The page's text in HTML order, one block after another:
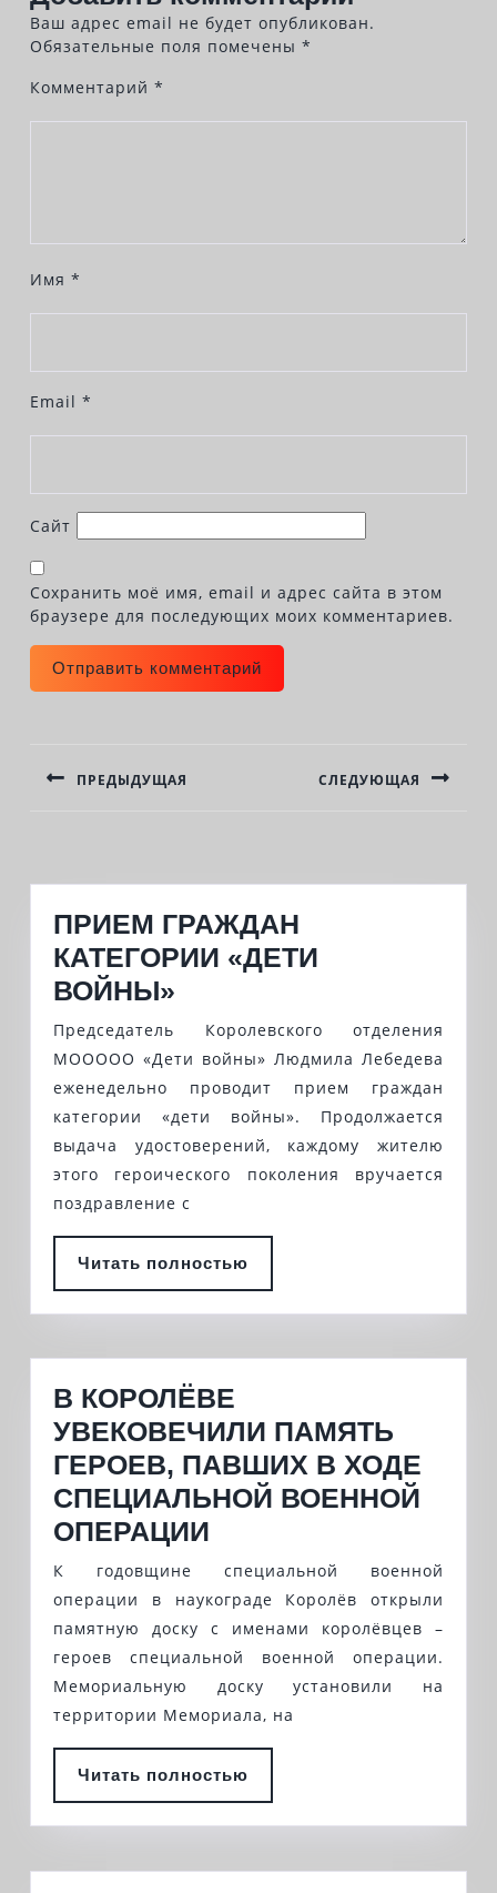
y т
ь
Ваш адрес email не будет опубликован.
Обязательные поля помечены *
Комментарий *
Имя *
Email *
Сайт
Сохранить моё имя, email и адрес сайта в этом
браузере для последующих моих комментариев.
ЗАПИСЯМ
ПРЕДЫДУЩАЯ СЛЕДУЮЩАЯ
ПРИЕМ ГРАЖДАН
КАТЕГОРИИ «ДЕТИ
ВОЙНЫ»
ГРАЖДАН
КАТЕГОРИИ
«ДЕТИ
ВОЙНЫ»
Председатель Королевского отделения
МООООО «Дети войны» Людмила Лебедева
еженедельно проводит прием граждан
категории «дети войны». Продолжается
выдача удостоверений, каждому жителю
этого героического поколения вручается
поздравление с
Читать полностью
полностью
В КОРОЛЁВЕ
УВЕКОВЕЧИЛИ ПАМЯТЬ
ГЕРОЕВ, ПАВШИХ В ХОДЕ
СПЕЦИАЛЬНОЙ ВОЕННОЙ
ОПЕРАЦИИ
КОРОЛЁВЕ
УВЕКОВЕЧИЛИ
ПАМЯТЬ
ГЕРОЕВ,
ПАВШИХ
В
СПЕЦИАЛЬНОЙ
ВОЕННОЙ
ОПЕРАЦИИ
К годовщине специальной военной
операции в наукограде Королёв открыли
памятную доску с именами королёвцев –
героев специальной военной операции.
Мемориальную доску установили на
территории Мемориала, на
Читать полностью
полностью